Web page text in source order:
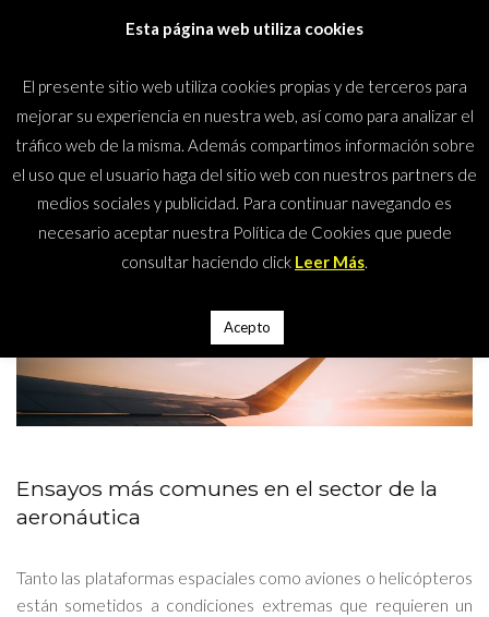
(presiona
tecla
Intro)
Mundos Climáticos
Inicio > Aeronáutica
Aeronáutica
Ensayos más comunes en el sector de la
aeronáutica
Tanto las plataformas espaciales como aviones o helicópteros
están sometidos a condiciones extremas que requieren un
Esta página web utiliza cookies
El presente sitio web utiliza cookies propias y de terceros para
mejorar su experiencia en nuestra web, así como para analizar el
tráfico web de la misma. Además compartimos información sobre
el uso que el usuario haga del sitio web con nuestros partners de
medios sociales y publicidad. Para continuar navegando es
necesario aceptar nuestra Política de Cookies que puede
consultar haciendo click Leer Más.
Acepto